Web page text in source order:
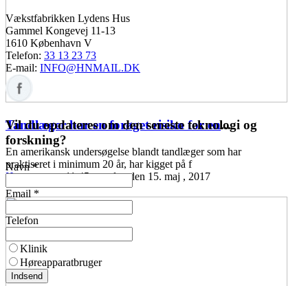
Tandlæger har en forøget risiko for en...
En amerikansk undersøgelse blandt tandlæger som har
praktiseret i minimum 20 år, har kigget på f
Høreomsorg 11:45 mandag den 15. maj , 2017
Vækstfabrikken Lydens Hus
Gammel Kongevej 11-13
1610 København V
Telefon: 33 13 23 73
E-mail: INFO@HNMAIL.DK
Vil du opdateres om den seneste teknologi og
forskning?
Navn *
Email *
Telefon
Klinik
Høreapparatbruger
Indsend